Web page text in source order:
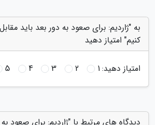
به "ژاردیم: برای صعود به دور بعد باید
کنیم" امتیاز دهید
امتیاز دهید:1
2
3
4
5
دیدگاه های مرتبط با "ژاردیم: برای صعود